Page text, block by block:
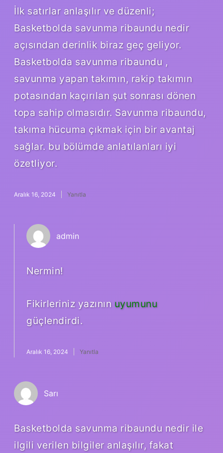
İlk satırlar anlaşılır ve düzenli;
Basketbolda savunma ribaundu nedir
açısından derinlik biraz geç geliyor.
Basketbolda savunma ribaundu ,
savunma yapan takımın, rakip takımın
potasından kaçırılan şut sonrası dönen
topa sahip olmasıdır. Savunma ribaundu,
takıma hücuma çıkmak için bir avantaj
sağlar. bu bölümde anlatılanları iyi
özetliyor.
Aralık 16, 2024 Yanıtla
admin
Nermin!
Fikirleriniz yazının uyumunu
güçlendirdi.
Aralık 16, 2024 Yanıtla
Sarı
Basketbolda savunma ribaundu nedir ile
ilgili verilen bilgiler anlaşılır, fakat